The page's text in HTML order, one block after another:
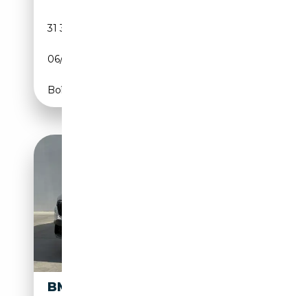
31 398 km
06/2022
Boîte manuelle
BMW X1 2.0 D SDRIVE18